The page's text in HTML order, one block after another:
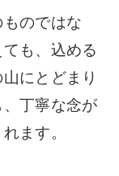
のではな
も、込める
にとどまり
丁寧な念が
ます。